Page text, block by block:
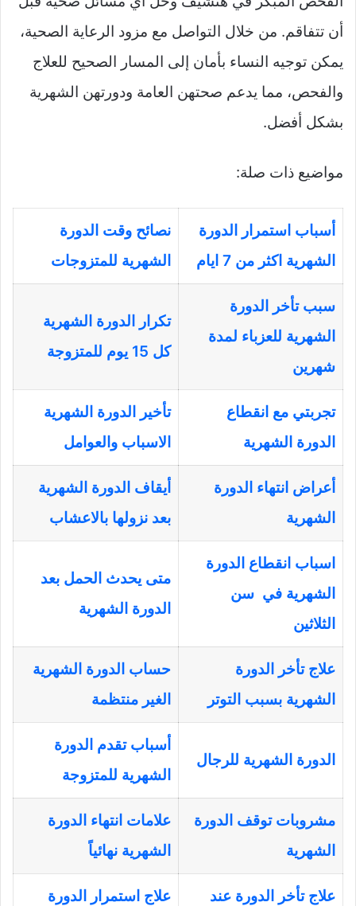
أن تتفاقم. من خلال التواصل مع مزود الرعاية الصحية،
يمكن توجيه النساء بأمان إلى المسار الصحيح للعلاج
والفحص، مما يدعم صحتهن العامة ودورتهن الشهرية
بشكل أفضل.
مواضيع ذات صلة:
أسباب استمرار الدورة
الشهرية اكثر من 7 ايام
نصائح وقت الدورة
الشهرية للمتزوجات
سبب تأخر الدورة
الشهرية للعزباء لمدة
شهرين
تكرار الدورة الشهرية
كل 15 يوم للمتزوجة
تجربتي مع انقطاع
الدورة الشهرية
تأخير الدورة الشهرية
الاسباب والعوامل
أعراض انتهاء الدورة
الشهرية
أيقاف الدورة الشهرية
بعد نزولها بالاعشاب
اسباب انقطاع الدورة
الشهرية في سن
الثلاثين
متى يحدث الحمل بعد
الدورة الشهرية
علاج تأخر الدورة
الشهرية بسبب التوتر
حساب الدورة الشهرية
الغير منتظمة
الدورة الشهرية للرجال
أسباب تقدم الدورة
الشهرية للمتزوجة
مشروبات توقف الدورة
الشهرية
علامات انتهاء الدورة
الشهرية نهائياً
علاج تأخر الدورة عند علاج استمرار الدورة